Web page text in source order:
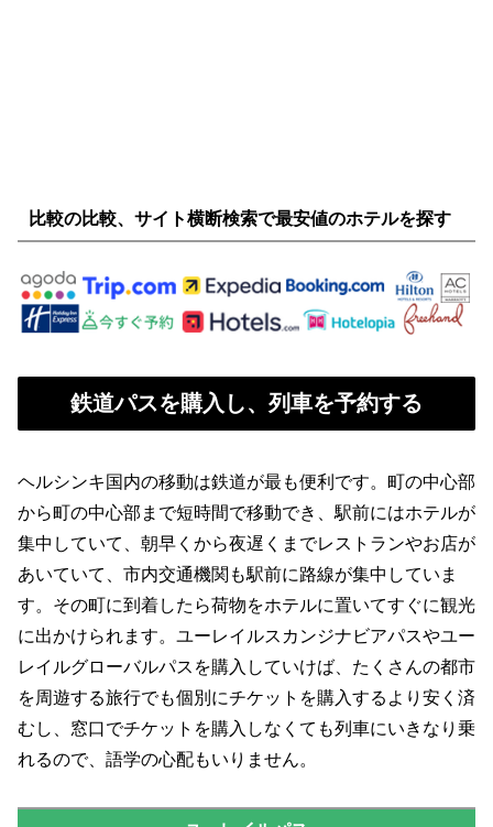
比較の比較、サイト横断検索で最安値のホテルを探す
鉄道パスを購入し、列車を予約する
ヘルシンキ国内の移動は鉄道が最も便利です。町の中心部
から町の中心部まで短時間で移動でき、駅前にはホテルが
集中していて、朝早くから夜遅くまでレストランやお店が
あいていて、市内交通機関も駅前に路線が集中していま
す。その町に到着したら荷物をホテルに置いてすぐに観光
に出かけられます。ユーレイルスカンジナビアパスやユー
レイルグローバルパスを購入していけば、たくさんの都市
を周遊する旅行でも個別にチケットを購入するより安く済
むし、窓口でチケットを購入しなくても列車にいきなり乗
れるので、語学の心配もいりません。